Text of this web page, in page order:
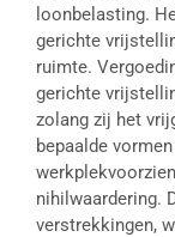
loonbelasting.
gerichte
ruimte.
gerichte
zolang zij het
bepaalde
nihilwaardering.
verstrekkingen,